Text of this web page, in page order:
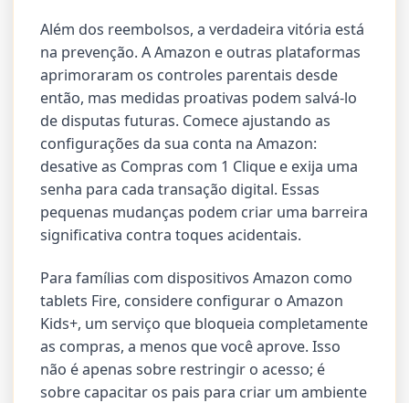
Além dos reembolsos, a verdadeira vitória está
na prevenção. A Amazon e outras plataformas
aprimoraram os controles parentais desde
então, mas medidas proativas podem salvá-lo
de disputas futuras. Comece ajustando as
configurações da sua conta na Amazon:
desative as Compras com 1 Clique e exija uma
senha para cada transação digital. Essas
pequenas mudanças podem criar uma barreira
significativa contra toques acidentais.
Para famílias com dispositivos Amazon como
tablets Fire, considere configurar o Amazon
Kids+, um serviço que bloqueia completamente
as compras, a menos que você aprove. Isso
não é apenas sobre restringir o acesso; é
sobre capacitar os pais para criar um ambiente